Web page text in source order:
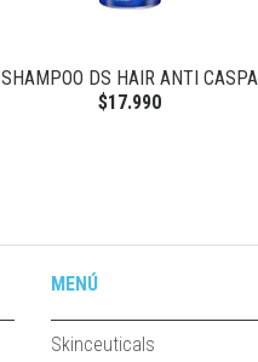
SHAMPOO DS HAIR ANTI CASPA
$17.990
MENÚ
Skinceuticals